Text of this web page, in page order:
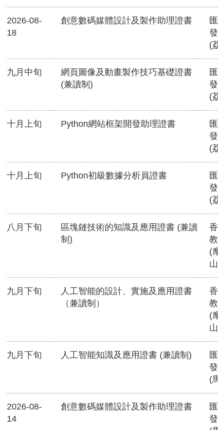
2026-08-
18
創意數碼媒體設計及製作助理證書
(
九月中旬
網頁圖像及動畫製作技巧基礎證書
(兼讀制)
(
十月上旬 Python網站框架開發助理證書
(
十月上旬 Python初級數據分析員證書
(
八月下旬
區塊鏈技術的知識及應用證書 (兼讀
制)
(
九月下旬
人工智能的設計、實施及應用證書
（兼讀制）
(
九月下旬 人工智能知識及應用證書 (兼讀制)
(
2026-08-
14
創意數碼媒體設計及製作助理證書